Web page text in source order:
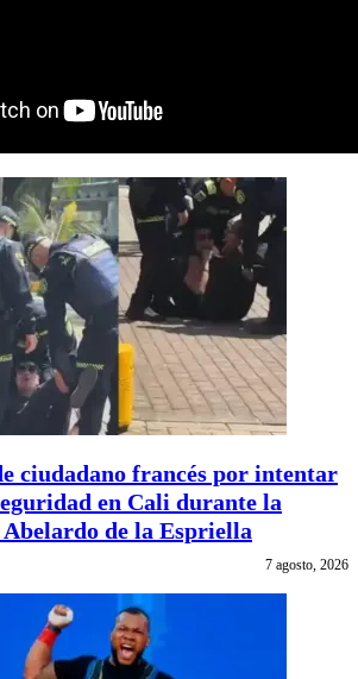
ciudadano francés por intentar
en Cali durante la
Abelardo de la Espriella
7 agosto, 2026